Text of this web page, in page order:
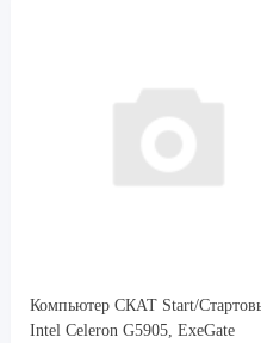
Компьютер СКАТ Start/
Intel Celeron G5905, ExeGate